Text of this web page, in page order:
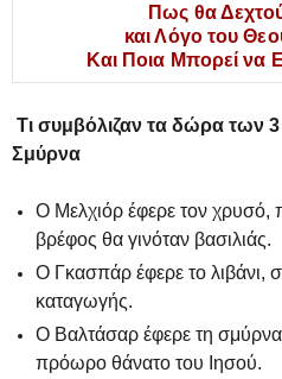
Πως θα
και Λόγο του
Και Ποια Μπορεί να
Τι συμβόλιζαν τα δώρα των 3
Σμύρνα
Ο Μελχιόρ έφερε τον χρυσό,
βρέφος θα γινόταν βασιλιάς.
Ο Γκασπάρ έφερε το λιβάνι,
καταγωγής.
Ο Βαλτάσαρ έφερε τη
πρόωρο θάνατο του Ιησού.